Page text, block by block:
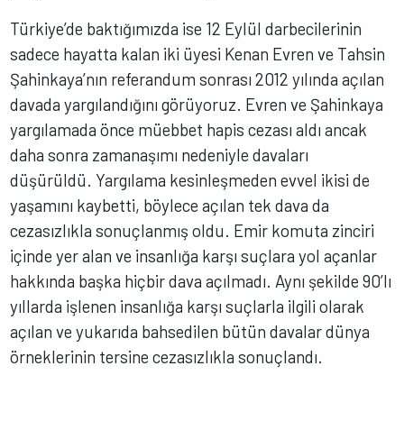
Türkiye’de baktığımızda ise 12 Eylül darbecilerinin
sadece hayatta kalan iki üyesi Kenan Evren ve Tahsin
Şahinkaya’nın referandum sonrası 2012 yılında açılan
davada yargılandığını görüyoruz. Evren ve Şahinkaya
yargılamada önce müebbet hapis cezası aldı ancak
daha sonra zamanaşımı nedeniyle davaları
düşürüldü. Yargılama kesinleşmeden evvel ikisi de
yaşamını kaybetti, böylece açılan tek dava da
cezasızlıkla sonuçlanmış oldu. Emir komuta zinciri
içinde yer alan ve insanlığa karşı suçlara yol açanlar
hakkında başka hiçbir dava açılmadı. Aynı şekilde 90’lı
yıllarda işlenen insanlığa karşı suçlarla ilgili olarak
açılan ve yukarıda bahsedilen bütün davalar dünya
örneklerinin tersine cezasızlıkla sonuçlandı.